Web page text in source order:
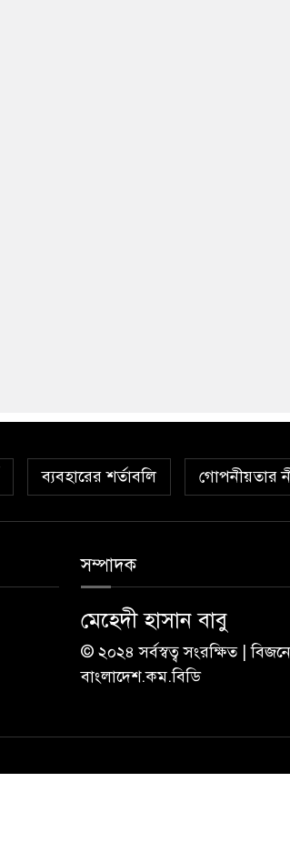
ব্যবহারের শর্তাবলি গোপনীয়তার
সম্পাদক
মেহেদী হাসান বাবু
© ২০২৪ সর্বস্বত্ব সংরক্ষিত |
বাংলাদেশ.কম.বিডি